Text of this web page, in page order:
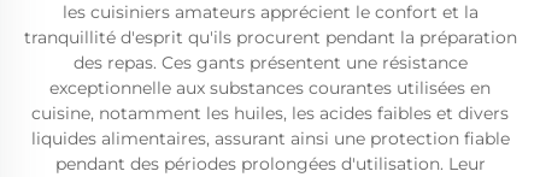
les cuisiniers amateurs apprécient le confort et la
tranquillité d'esprit qu'ils procurent pendant la préparation
des repas. Ces gants présentent une résistance
exceptionnelle aux substances courantes utilisées en
cuisine, notamment les huiles, les acides faibles et divers
liquides alimentaires, assurant ainsi une protection fiable
pendant des périodes prolongées d'utilisation. Leur